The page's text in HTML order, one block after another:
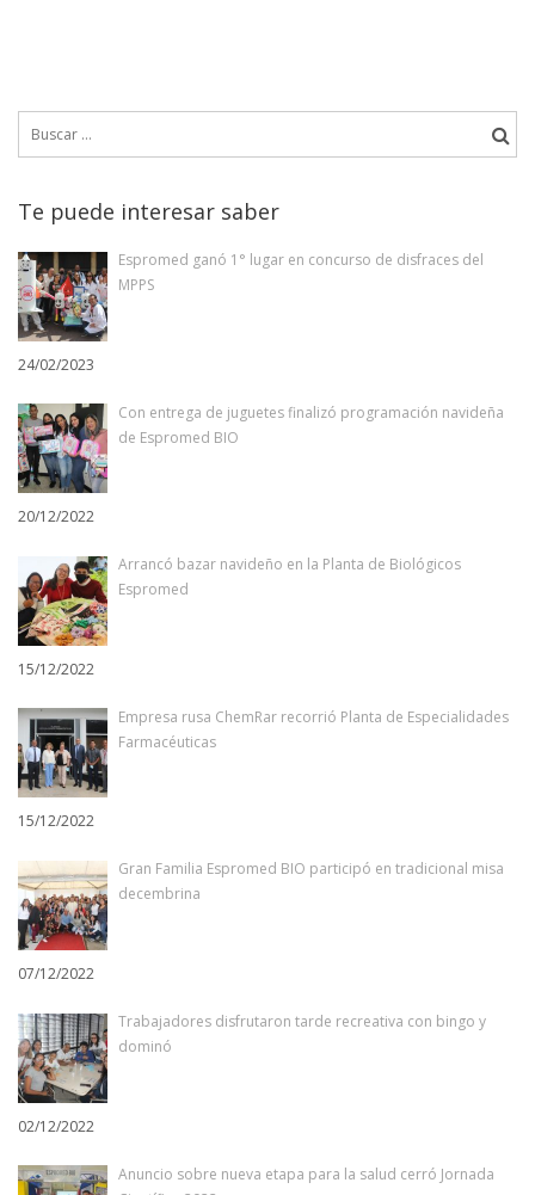
Te puede interesar saber
Espromed ganó 1° lugar en concurso de disfraces del
MPPS
24/02/2023
Con entrega de juguetes finalizó programación navideña
de Espromed BIO
20/12/2022
Arrancó bazar navideño en la Planta de Biológicos
Espromed
15/12/2022
Empresa rusa ChemRar recorrió Planta de Especialidades
Farmacéuticas
15/12/2022
Gran Familia Espromed BIO participó en tradicional misa
decembrina
07/12/2022
Trabajadores disfrutaron tarde recreativa con bingo y
dominó
02/12/2022
Anuncio sobre nueva etapa para la salud cerró Jornada